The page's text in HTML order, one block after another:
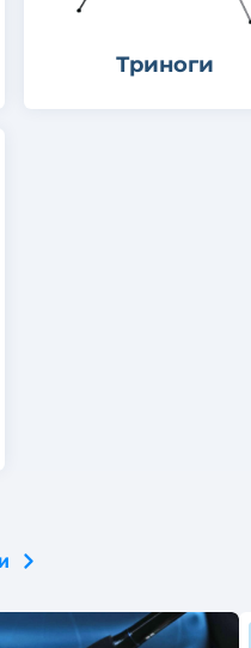
Триноги